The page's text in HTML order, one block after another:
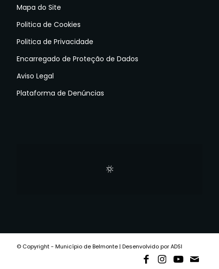
Mapa do Site
Politica de Cookies
Politica de Privacidade
Encarregado de Proteção de Dados
Aviso Legal
Plataforma de Denúncias
© Copyright - Município de Belmonte | Desenvolvido por ADSI